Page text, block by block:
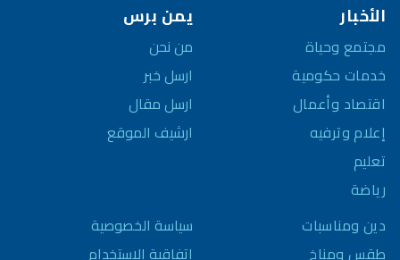
الأخبار
مجتمع وحياة
خدمات حكومية
اقتصاد وأعمال
إعلام وترفيه
تعليم
رياضة
دين ومناسبات
طقس ومناخ
يمن برس
من نحن
ارسل خبر
ارسل مقال
ارشيف الموقع
سياسة الخصوصية
اتفاقية الاستخدام